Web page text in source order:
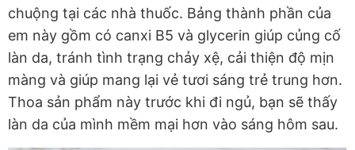
chuộng tại các nhà thuốc. Bảng thành phần của
em này gồm có canxi B5 và glycerin giúp củng cố
làn da, tránh tình trạng chảy xệ, cải thiện độ mịn
màng và giúp mang lại vẻ tươi sáng trẻ trung hơn.
Thoa sản phẩm này trước khi đi ngủ, bạn sẽ thấy
làn da của mình mềm mại hơn vào sáng hôm sau.